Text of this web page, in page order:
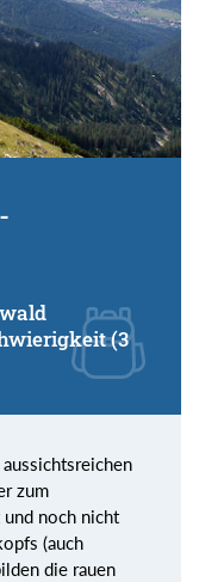
(3
zum
noch nicht
(auch
die rauen